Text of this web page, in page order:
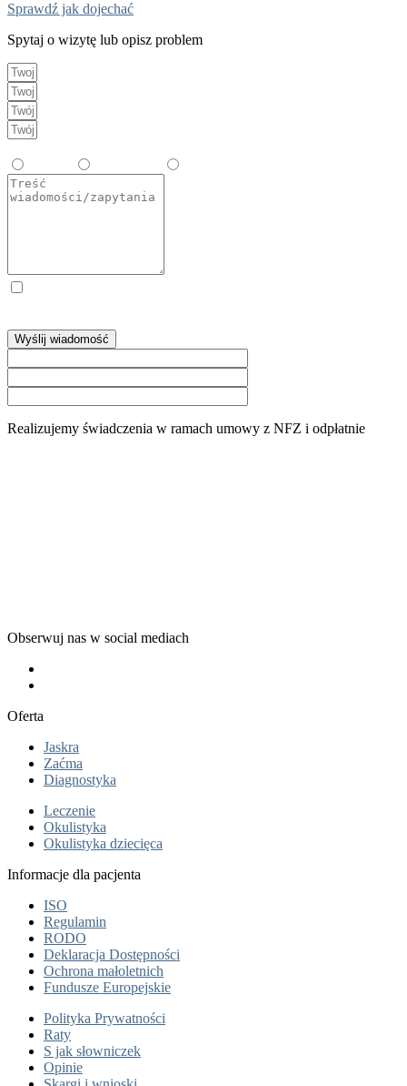
Sprawdź jak dojechać
Spytaj o wizytę lub opisz problem
Wyślij wiadomość
Realizujemy świadczenia w ramach umowy z NFZ i odpłatnie
Obserwuj nas w social mediach
Oferta
Jaskra
Zaćma
Diagnostyka
Leczenie
Okulistyka
Okulistyka dziecięca
Informacje dla pacjenta
ISO
Regulamin
RODO
Deklaracja Dostępności
Ochrona małoletnich
Fundusze Europejskie
Polityka Prywatności
Raty
S jak słowniczek
Opinie